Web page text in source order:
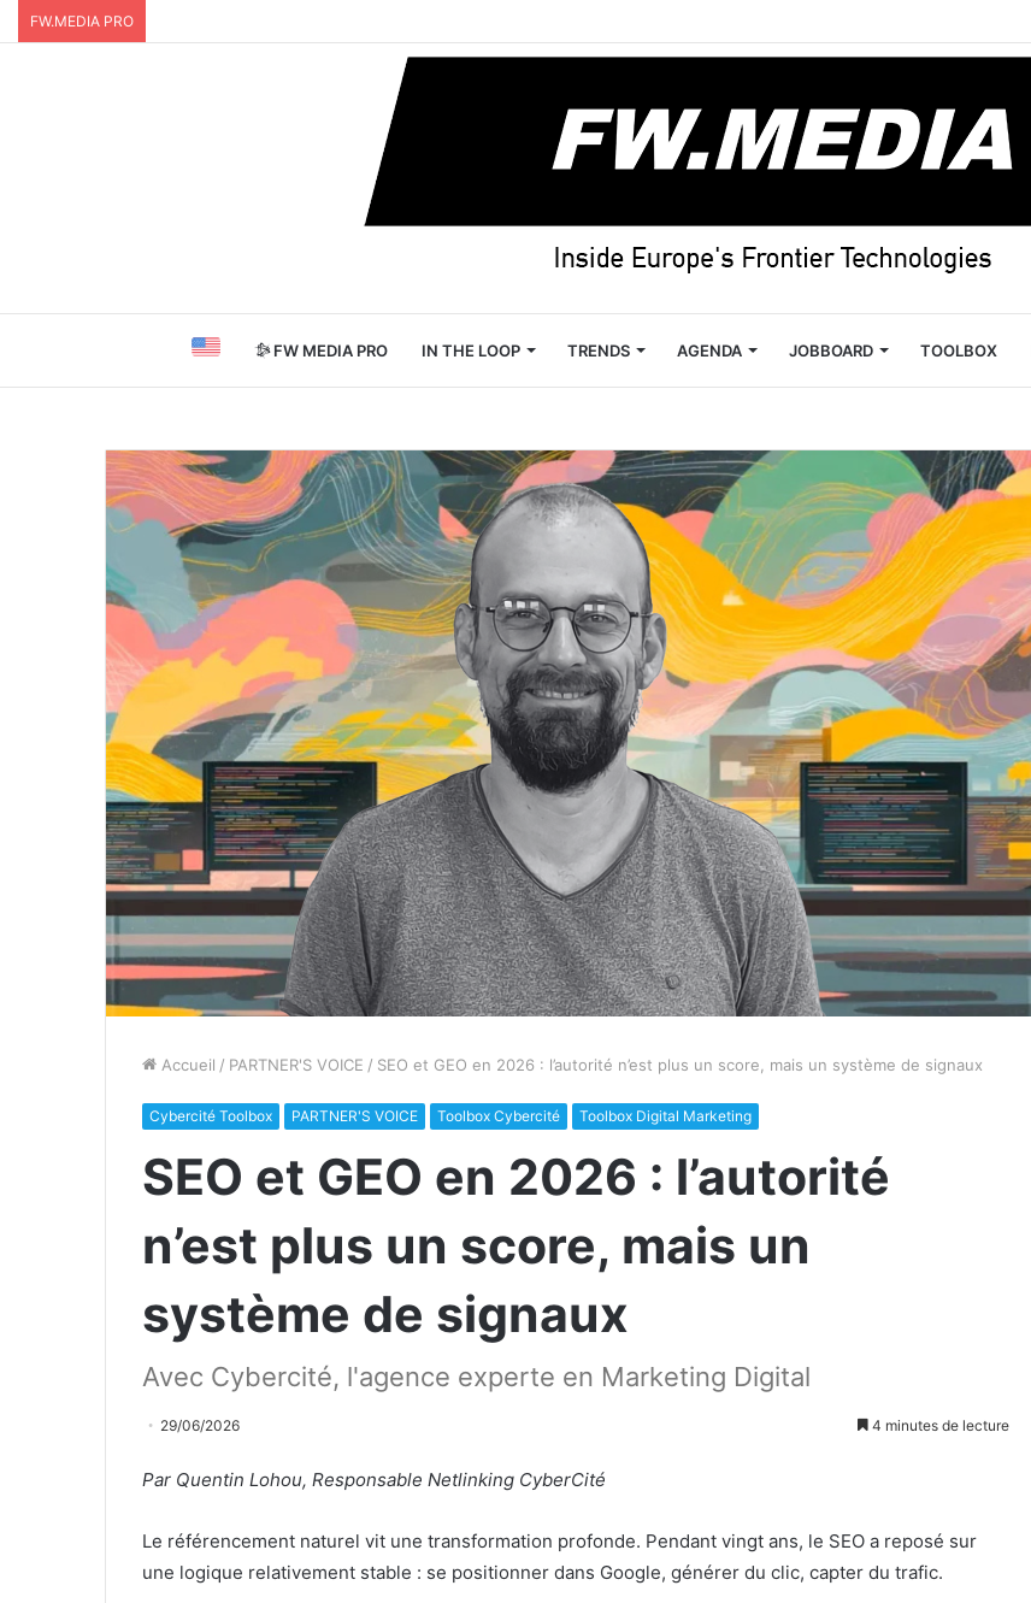
FW.MEDIA PRO
FW MEDIA PRO IN THE LOOP TRENDS AGENDA JOBBOARD TOOLBOX
Accueil / PARTNER'S VOICE / SEO et GEO en 2026 : l’autorité n’est plus un score, mais un système de signaux
Cybercité Toolbox PARTNER'S VOICE Toolbox Cybercité Toolbox Digital Marketing
SEO et GEO en 2026 : l’autorité
n’est plus un score, mais un
système de signaux
Avec Cybercité, l'agence experte en Marketing Digital
29/06/2026 4 minutes de lecture
Par Quentin Lohou, Responsable Netlinking CyberCité
Le référencement naturel vit une transformation profonde. Pendant vingt ans, le SEO a reposé sur
une logique relativement stable : se positionner dans Google, générer du clic, capter du trafic.